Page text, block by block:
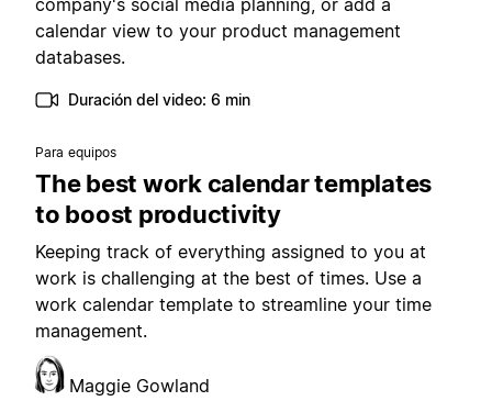
calendar view to your product management
databases.
Duración del video: 6 min
Para equipos
The best work calendar templates
to boost productivity
Keeping track of everything assigned to you at
work is challenging at the best of times. Use a
work calendar template to streamline your time
management.
Maggie Gowland